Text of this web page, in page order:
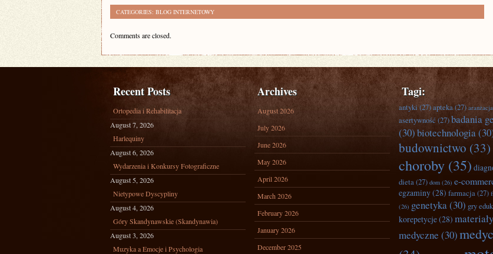
CATEGORIES: BLOG INTERNETOWY
Comments are closed.
Recent Posts
Ortopedia i Rehabilitacja
August 7, 2026
Harlequiny
August 6, 2026
Wydarzenia i Konkursy Fotograficzne
August 5, 2026
Nietypowe Dyscypliny
August 4, 2026
Góry Skandynawskie (Skandynawia)
August 3, 2026
Muzyka a Emocje i Psychologia
Archives
August 2026
July 2026
June 2026
May 2026
April 2026
March 2026
February 2026
January 2026
December 2025
Tagi:
antyki(27)apteka(27)
asertywność (27)badania
(30)biotechnologia
budownictwo (33)
choroby (35)
dieta(27) dom (26) e-
egzaminy(28) farmacja(27)
(26) genetyka(30) gry
korepetycje(28) materiały
medyczne (30)